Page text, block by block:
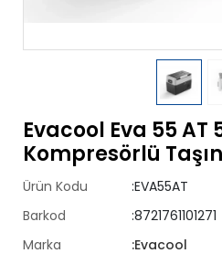
Evacool Eva 55 AT
Kompresörlü
Ürün Kodu
:EVA55AT
Barkod
:8721761101271
Marka
:Evacool